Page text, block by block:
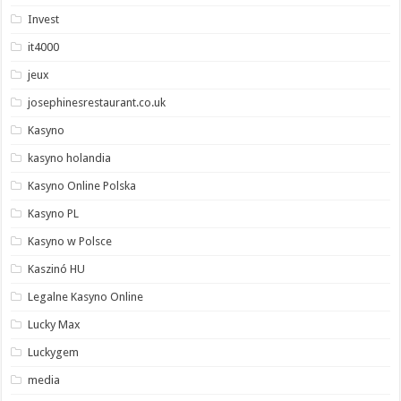
Invest
it4000
jeux
josephinesrestaurant.co.uk
Kasyno
kasyno holandia
Kasyno Online Polska
Kasyno PL
Kasyno w Polsce
Kaszinó HU
Legalne Kasyno Online
Lucky Max
Luckygem
media